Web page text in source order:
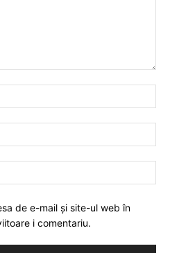
de e-mail și site-ul web în
i comentariu.